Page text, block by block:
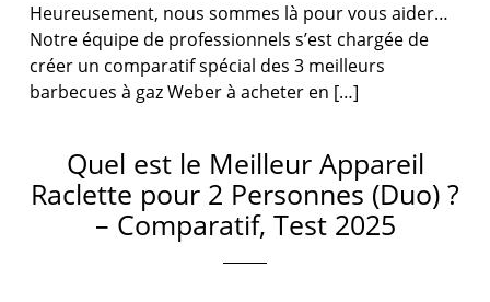
Heureusement, nous sommes là pour vous aider…
Notre équipe de professionnels s’est chargée de
créer un comparatif spécial des 3 meilleurs
barbecues à gaz Weber à acheter en […]
Quel est le Meilleur Appareil
Raclette pour 2 Personnes (Duo) ?
– Comparatif, Test 2025